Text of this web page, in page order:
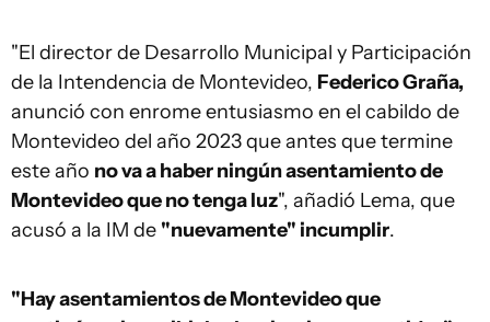
"El director de Desarrollo Municipal y Participación
de la Intendencia de Montevideo, Federico Graña,
anunció con enrome entusiasmo en el cabildo de
Montevideo del año 2023 que antes que termine
este año no va a haber ningún asentamiento de
Montevideo que no tenga luz", añadió Lema, que
acusó a la IM de "nuevamente" incumplir.
"Hay asentamientos de Montevideo que